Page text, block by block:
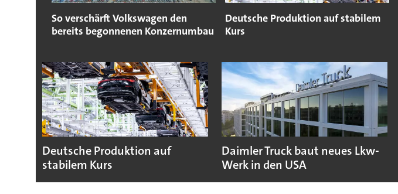
So verschärft Volkswagen den
bereits begonnenen Konzernumbau
Deutsche Produktion auf stabilem
Kurs
Deutsche Produktion auf
stabilem Kurs
Daimler Truck baut neues Lkw-
Werk in den USA